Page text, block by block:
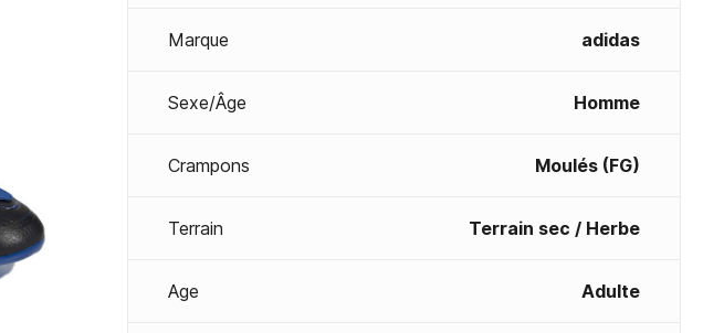
Marque adidas
Sexe/Âge Homme
Crampons Moulés (FG)
Terrain Terrain sec / Herbe
Age Adulte